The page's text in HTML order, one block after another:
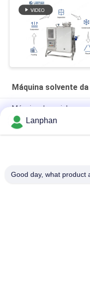
Máquina solvente
Máquina de reciclagem
25L-320L Unidade de
explosão Máquina de
Reagente químico na
Lanphan
Good day, what product